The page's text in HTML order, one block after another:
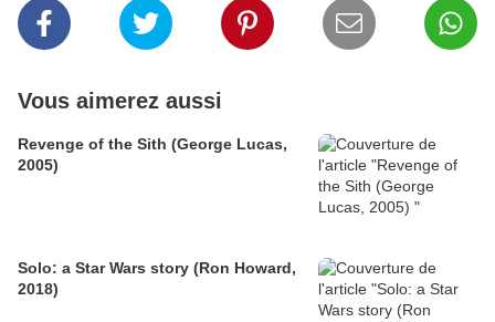
Vous aimerez aussi
Revenge of the Sith (George Lucas,
2005)
Solo: a Star Wars story (Ron Howard,
2018)